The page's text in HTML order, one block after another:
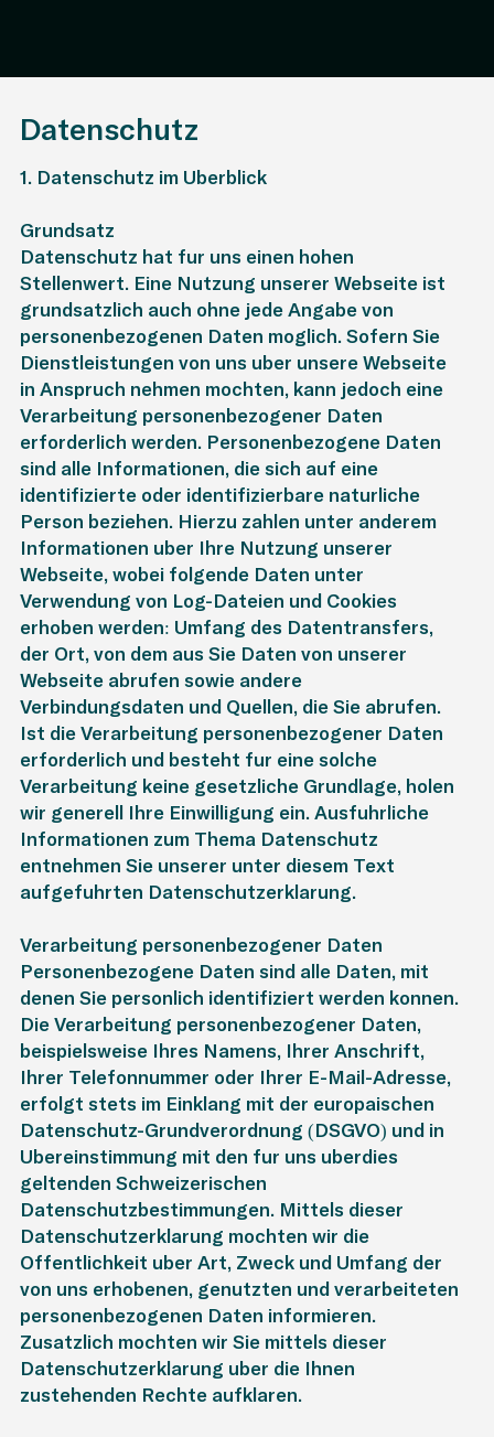
Datenschutz
1. Datenschutz im Überblick
Grundsatz
Datenschutz hat für uns einen hohen
Stellenwert. Eine Nutzung unserer Webseite ist
grundsätzlich auch ohne jede Angabe von
personenbezogenen Daten möglich. Sofern Sie
Dienstleistungen von uns über unsere Webseite
in Anspruch nehmen möchten, kann jedoch eine
Verarbeitung personenbezogener Daten
erforderlich werden. Personenbezogene Daten
sind alle Informationen, die sich auf eine
identifizierte oder identifizierbare natürliche
Person beziehen. Hierzu zählen unter anderem
Informationen über Ihre Nutzung unserer
Webseite, wobei folgende Daten unter
Verwendung von Log-Dateien und Cookies
erhoben werden: Umfang des Datentransfers,
der Ort, von dem aus Sie Daten von unserer
Webseite abrufen sowie andere
Verbindungsdaten und Quellen, die Sie abrufen.
Ist die Verarbeitung personenbezogener Daten
erforderlich und besteht für eine solche
Verarbeitung keine gesetzliche Grundlage, holen
wir generell Ihre Einwilligung ein. Ausführliche
Informationen zum Thema Datenschutz
entnehmen Sie unserer unter diesem Text
aufgeführten Datenschutzerklärung.
Verarbeitung personenbezogener Daten
Personenbezogene Daten sind alle Daten, mit
denen Sie persönlich identifiziert werden können.
Die Verarbeitung personenbezogener Daten,
beispielsweise Ihres Namens, Ihrer Anschrift,
Ihrer Telefonnummer oder Ihrer E-Mail-Adresse,
erfolgt stets im Einklang mit der europäischen
Datenschutz-Grundverordnung (DSGVO) und in
Übereinstimmung mit den für uns überdies
geltenden Schweizerischen
Datenschutzbestimmungen. Mittels dieser
Datenschutzerklärung möchten wir die
Öffentlichkeit über Art, Zweck und Umfang der
von uns erhobenen, genutzten und verarbeiteten
personenbezogenen Daten informieren.
Zusätzlich möchten wir Sie mittels dieser
Datenschutzerklärung über die Ihnen
zustehenden Rechte aufklären.